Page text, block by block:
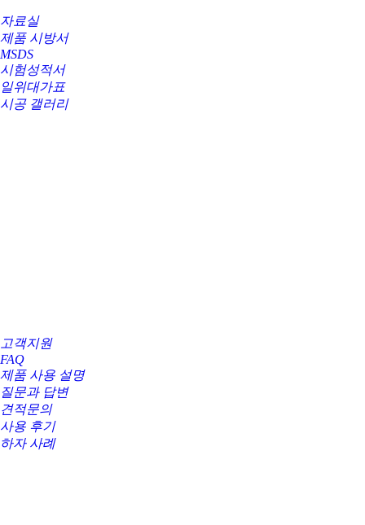
자료실
제품 시방서
MSDS
시험성적서
일위대가표
시공 갤러리
고객지원
FAQ
제품 사용 설명
질문과 답변
견적문의
사용 후기
하자 사례